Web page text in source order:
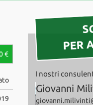
€
PER
I nostri
Giovanni